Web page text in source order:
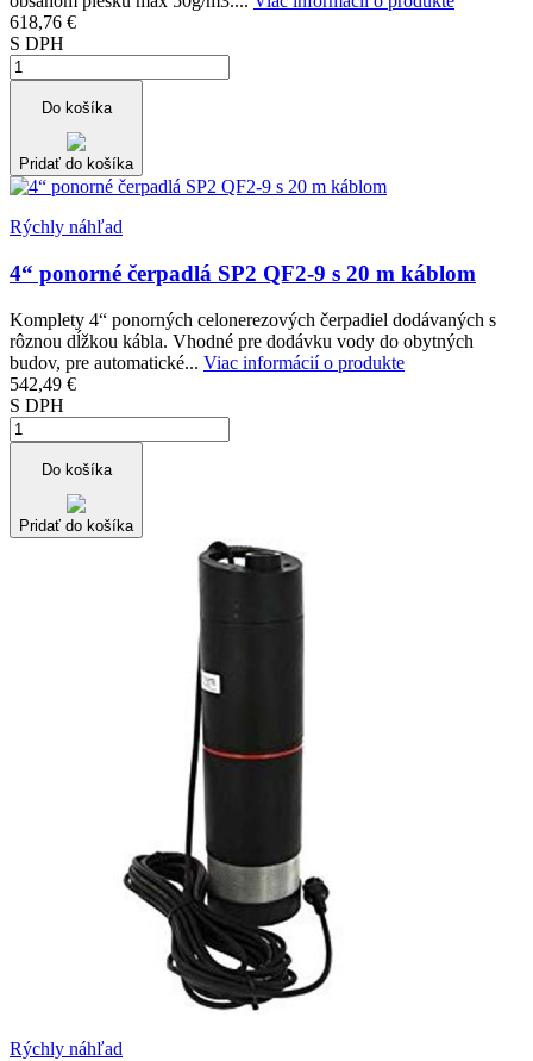
618,76 €
S DPH
Do košíka
Pridať do košíka
Rýchly náhľad
4“ ponorné čerpadlá SP2 QF2-9 s 20 m káblom
Komplety 4“ ponorných celonerezových čerpadiel dodávaných s
rôznou dĺžkou kábla. Vhodné pre dodávku vody do obytných
budov, pre automatické... Viac informácií o produkte
542,49 €
S DPH
Do košíka
Pridať do košíka
Rýchly náhľad